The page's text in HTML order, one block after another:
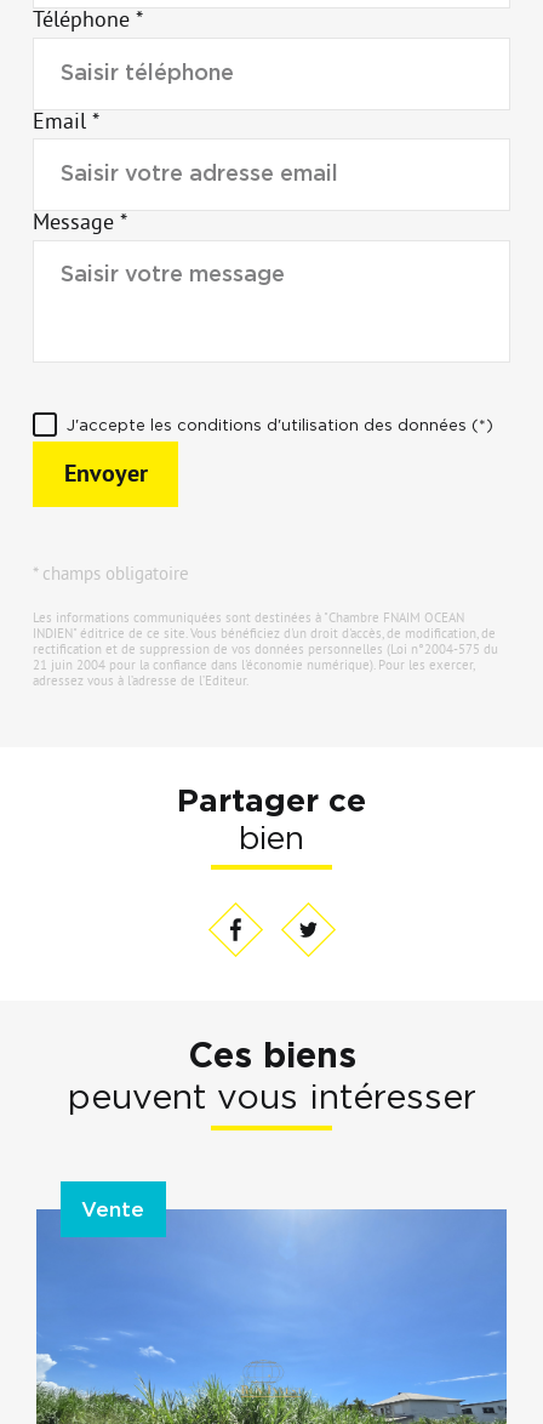
Téléphone *
Email *
Message *
J'accepte les conditions d'utilisation des données (*)
Envoyer
* champs obligatoire
Les informations communiquées sont destinées à "Chambre FNAIM OCEAN
INDIEN" éditrice de ce site. Vous bénéficiez d'un droit d'accès, de modification, de
rectification et de suppression de vos données personnelles (Loi n°2004-575 du
21 juin 2004 pour la confiance dans l'économie numérique). Pour les exercer,
adressez vous à l’adresse de l’Editeur.
Partager ce
bien
Ces biens
peuvent vous intéresser
Vente